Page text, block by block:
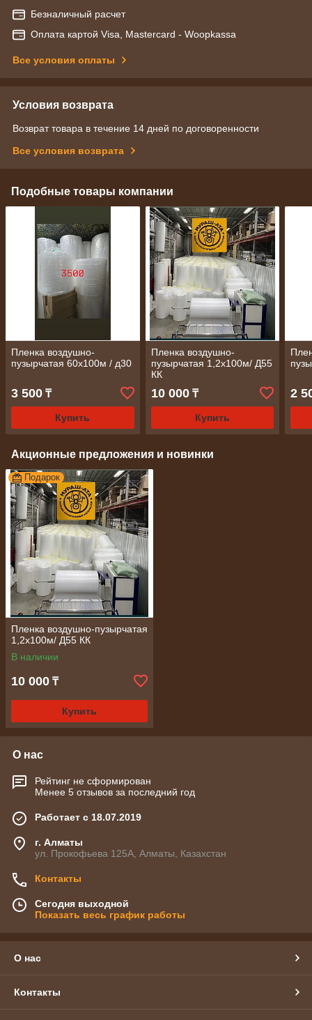
Безналичный расчет
Оплата картой Visa, Mastercard - Woopkassa
Все условия оплаты
Условия возврата
Возврат товара в течение 14 дней по договоренности
Все условия возврата
Подобные товары компании
Пленка воздушно-
пузырчатая 60х100м / д30
3 500 ₸
Купить
Пленка воздушно-
пузырчатая 1,2х100м/ Д55
КК
10 000₸
Купить
2
Акционные предложения и новинки
Подарок
Пленка воздушно-пузырчатая
1,2х100м/ Д55 КК
В наличии
10 000 ₸
Купить
О нас
Рейтинг не сформирован
Менее 5 отзывов за последний год
Работает с 18.07.2019
г. Алматы
ул. Прокофьева 125А, Алматы, Казахстан
Контакты
Сегодня выходной
Показать весь график работы
О нас
Контакты